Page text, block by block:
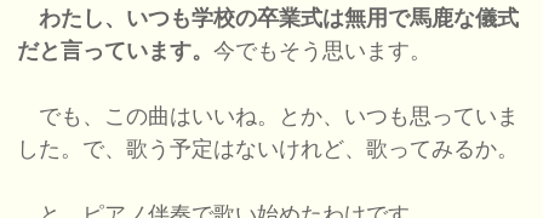
わたし、いつも学校の卒業式は無用で馬鹿な儀式
だと言っています。今でもそう思います。
でも、この曲はいいね。とか、いつも思っていま
した。で、歌う予定はないけれど、歌ってみるか。